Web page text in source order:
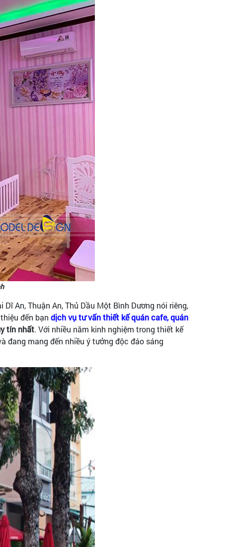
An, Thuận An, Thủ Dầu Một Bình Dương nói riêng,
đến bạn dịch vụ tư vấn thiết kế quán cafe, quán
tín nhất. Với nhiều năm kinh nghiệm trong thiết kế
đang mang đến nhiều ý tưởng độc đáo sáng